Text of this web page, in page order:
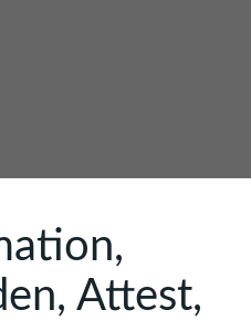
Attest,